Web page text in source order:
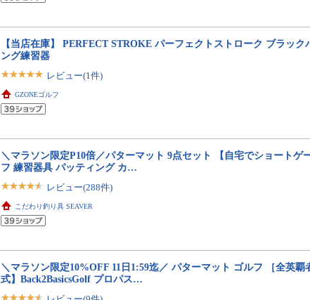
【当店在庫】 PERFECT STROKE パーフェクトストローク ブラック
ング練習器
レビュー(1件)
GZONEゴルフ
＼マラソン限定P10倍／パターマット 9点セット 【自宅でショートゲ
フ 練習器具 パッティング カ…
レビュー(288件)
こだわり釣り具 SEAVER
＼マラソン限定10%OFF 11日1:59迄／ パターマット ゴルフ ［全英覇
式】Back2BasicsGolf プロパス…